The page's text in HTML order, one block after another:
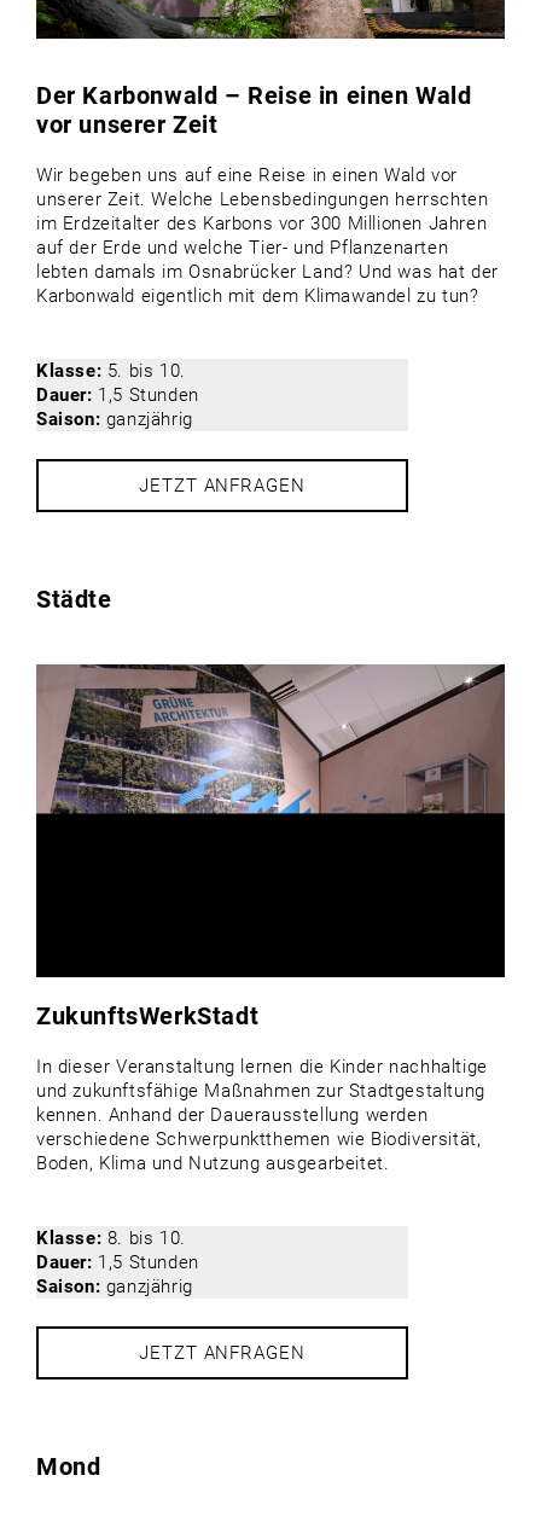
Der Karbonwald – Reise in einen Wald
vor unserer Zeit
Wir begeben uns auf eine Reise in einen Wald vor
unserer Zeit. Welche Lebensbedingungen herrschten
im Erdzeitalter des Karbons vor 300 Millionen Jahren
auf der Erde und welche Tier- und Pflanzenarten
lebten damals im Osnabrücker Land? Und was hat der
Karbonwald eigentlich mit dem Klimawandel zu tun?
Klasse: 5. bis 10.
Dauer: 1,5 Stunden
Saison: ganzjährig
JETZT ANFRAGEN
Städte
ZukunftsWerkStadt
In dieser Veranstaltung lernen die Kinder nachhaltige
und zukunftsfähige Maßnahmen zur Stadtgestaltung
kennen. Anhand der Dauerausstellung werden
verschiedene Schwerpunktthemen wie Biodiversität,
Boden, Klima und Nutzung ausgearbeitet.
Klasse: 8. bis 10.
Dauer: 1,5 Stunden
Saison: ganzjährig
JETZT ANFRAGEN
Mond